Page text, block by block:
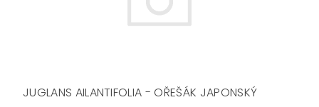
JUGLANS AILANTIFOLIA - OŘEŠÁK JAPONSKÝ